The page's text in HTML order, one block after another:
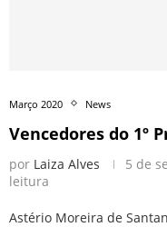
Março 2020 News
Vencedores do 1º
por Laiza Alves 5 de
leitura
Astério Moreira de